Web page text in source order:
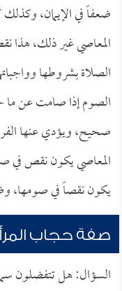
ضعفاً في الإيمان،
المعاصي غير ذلك، هذا
الصلاة بشروطها
الصوم إذا صامت عن ما
صحيح، ويؤدي عنها
المعاصي يكون نقص في
يكون نقصاً في صومها،
صفة حجاب المرأة
السؤال: هل تتفضلون